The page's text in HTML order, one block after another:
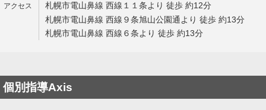
札幌市電山鼻線 西線１１条より 徒歩 約12分
札幌市電山鼻線 西線９条旭山公園通より 徒歩 約13分
札幌市電山鼻線 西線６条より 徒歩 約13分
個別指導Axis